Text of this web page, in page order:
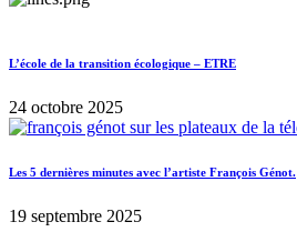
L’école de la transition écologique – ETRE
24 octobre 2025
Les 5 dernières minutes avec l’artiste François Génot.
19 septembre 2025